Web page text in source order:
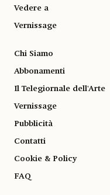
Vedere a
Vernissage
Chi Siamo
Abbonamenti
Il Telegiornale dell'Arte
Vernissage
Pubblicità
Contatti
Cookie & Policy
FAQ